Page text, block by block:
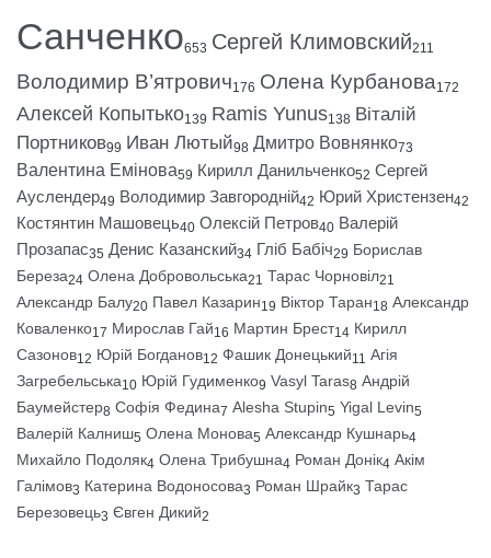
Санченко653 Сергей Климовский211
Володимир В’ятрович176 Олена Курбанова172
Алексей Копытько139 Ramis Yunus138 Віталій
Портников99 Иван Лютый98 Дмитро Вовнянко73
Валентина Емінова59 Кирилл Данильченко52 Сергей
Ауслендер49 Володимир Завгородній42 Юрий Христензен42
Костянтин Машовець40 Олексій Петров40 Валерій
Прозапас35 Денис Казанский34 Гліб Бабіч29 Борислав
Береза24 Олена Добровольська21 Тарас Чорновіл21
Александр Балу20 Павел Казарин19 Віктор Таран18 Александр
Коваленко17 Мирослав Гай16 Мартин Брест14 Кирилл
Сазонов12 Юрій Богданов12 Фашик Донецький11 Агія
Загребельська10 Юрій Гудименко9 Vasyl Taras8 Андрій
Баумейстер8 Софія Федина7 Alesha Stupin5 Yigal Levin5
Валерій Калниш5 Олена Монова5 Александр Кушнарь4
Михайло Подоляк4 Олена Трибушна4 Роман Донік4 Акім
Галімов3 Катерина Водоносова3 Роман Шрайк3 Тарас
Березовець3 Євген Дикий2